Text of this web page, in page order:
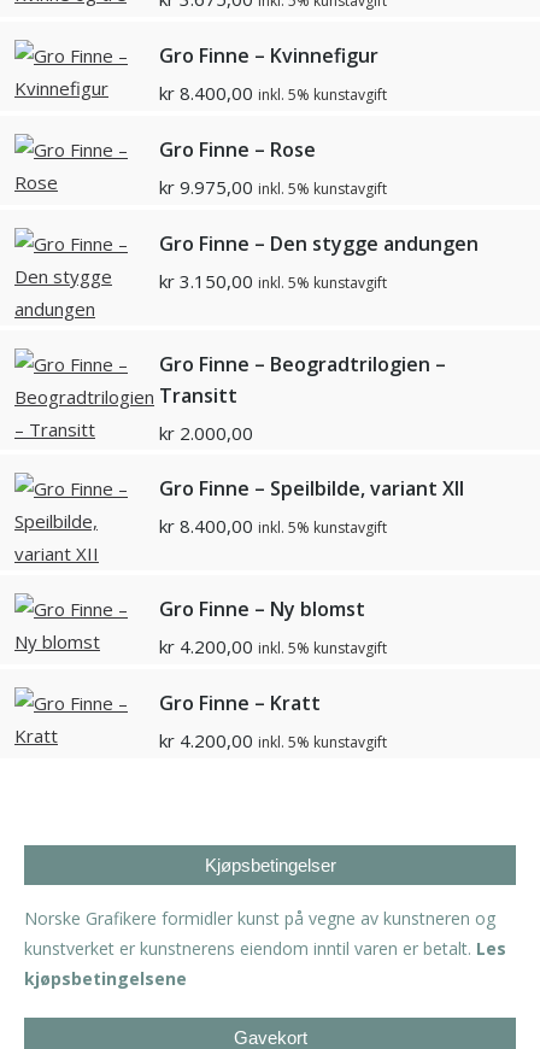
Gro Finne – Kvinnefigur
kr 8.400,00 inkl. 5% kunstavgift
Gro Finne – Rose
kr 9.975,00 inkl. 5% kunstavgift
Gro Finne – Den stygge andungen
kr 3.150,00 inkl. 5% kunstavgift
Gro Finne – Beogradtrilogien –
Transitt
kr 2.000,00
Gro Finne – Speilbilde, variant XII
kr 8.400,00 inkl. 5% kunstavgift
Gro Finne – Ny blomst
kr 4.200,00 inkl. 5% kunstavgift
Gro Finne – Kratt
kr 4.200,00 inkl. 5% kunstavgift
Kjøpsbetingelser
Norske Grafikere formidler kunst på vegne av kunstneren og
kunstverket er kunstnerens eiendom inntil varen er betalt. Les
kjøpsbetingelsene
Gavekort